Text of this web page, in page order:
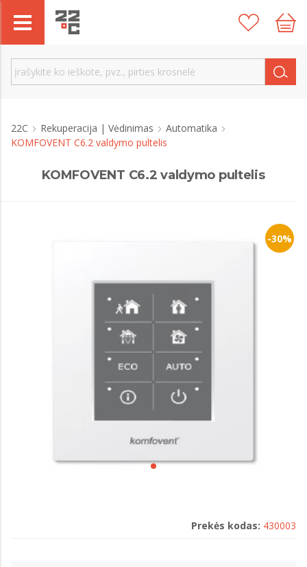
22C Rekuperacija | Vėdinimas
Automatika
KOMFOVENT C6.2 valdymo pultelis
KOMFOVENT C6.2 valdymo pultelis
-30%
Prekės kodas: 430003